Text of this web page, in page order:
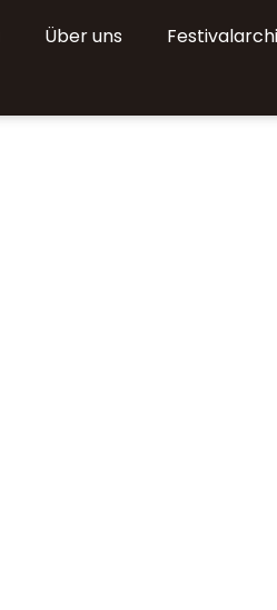
Über uns